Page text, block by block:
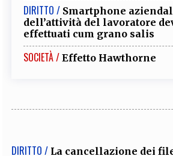
DIRITTO / Smartphone
dell’attività del lavoratore
effettuati cum grano salis
SOCIETÀ / Effetto Hawthorne
DIRITTO / La cancellazione dei